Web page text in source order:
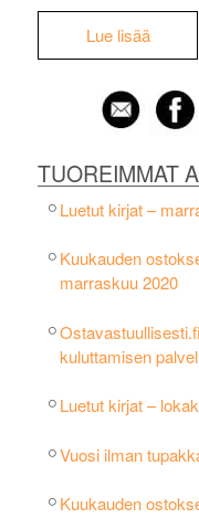
Lue lisää
TUOREIMMAT
Luetut kirjat –
Kuukauden
marraskuu 2020
kuluttamisen
Luetut kirjat –
Vuosi ilman
Kuukauden